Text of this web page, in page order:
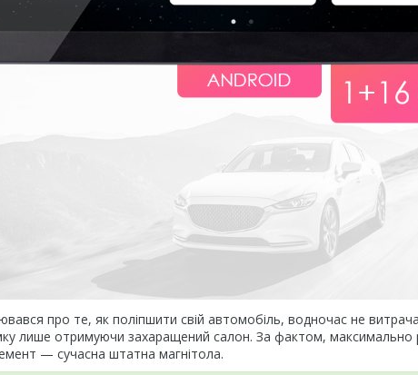
про те, як поліпшити свій автомобіль, водночас не
лише отримуючи захаращений салон. За фактом,
— сучасна штатна магнітола.